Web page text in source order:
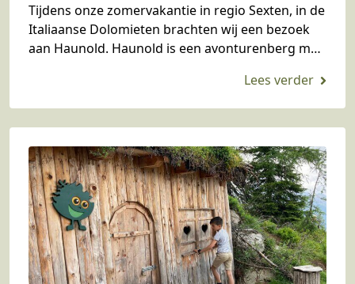
Tijdens onze zomervakantie in regio Sexten, in de
Italiaanse Dolomieten brachten wij een bezoek
aan Haunold. Haunold is een avonturenberg met